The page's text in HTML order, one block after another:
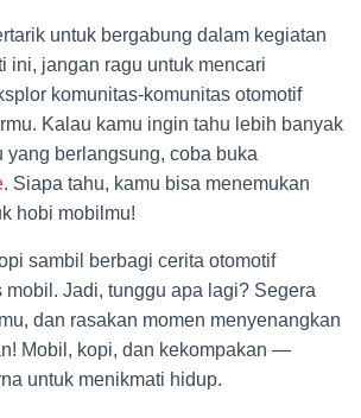
untuk bergabung dalam kegiatan
ini, jangan ragu untuk mencari
komunitas-komunitas otomotif
Kalau kamu ingin tahu lebih banyak
yang berlangsung, coba buka
. Siapa tahu, kamu bisa menemukan
hobi mobilmu!
sambil berbagi cerita otomotif
mobil. Jadi, tunggu apa lagi? Segera
dan rasakan momen menyenangkan
Mobil, kopi, dan kekompakan —
untuk menikmati hidup.